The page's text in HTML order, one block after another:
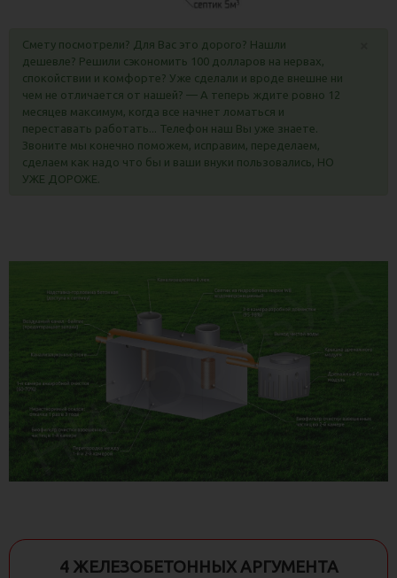
Смету посмотрели? Для Вас это дорого? Нашли
дешевле? Решили сэкономить 100 долларов на нервах,
спокойствии и комфорте? Уже сделали и вроде внешне ни
чем не отличается от нашей? — А теперь ждите ровно 12
месяцев максимум, когда все начнет ломаться и
переставать работать... Телефон наш Вы уже знаете.
Звоните мы конечно поможем, исправим, переделаем,
сделаем как надо что бы и ваши внуки пользовались, НО
УЖЕ ДОРОЖЕ.
4 ЖЕЛЕЗОБЕТОННЫХ АРГУМЕНТА